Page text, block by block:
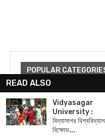
POPULAR
UNCATEGORIZED(107)
খেলাধূলো(5) জেলার খবর(602)
READ ALSO
Vidyasagar
University :
বিদ্যাসাগর
বিক্ষোভ...